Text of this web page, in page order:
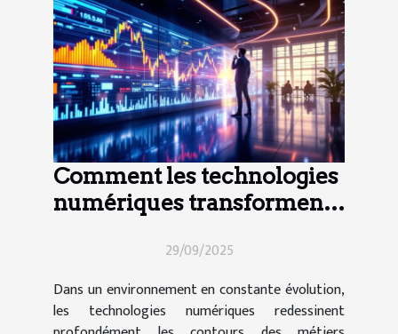
Comment les technologies
numériques transforment-
29/09/2025
Dans un environnement en constante évolution,
les technologies numériques redessinent